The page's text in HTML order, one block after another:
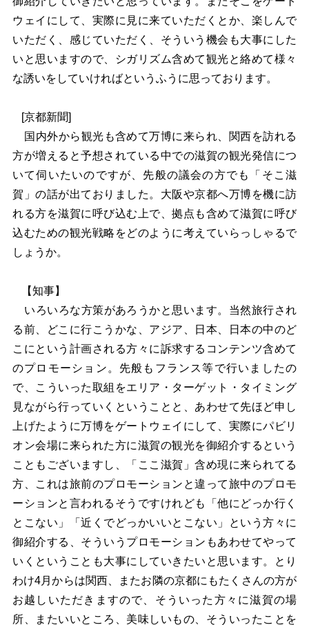
ウェイにして、実際に見に来ていただくとか、楽しんで
いただく、感じていただく、そういう機会も大事にした
いと思いますので、シガリズム含めて観光と絡めて様々
な誘いをしていければというふうに思っております。
[京都新聞]
国内外から観光も含めて万博に来られ、関西を訪れる
方が増えると予想されている中での滋賀の観光発信につ
いて伺いたいのですが、先般の議会の方でも「そこ滋
賀」の話が出ておりました。大阪や京都へ万博を機に訪
れる方を滋賀に呼び込む上で、拠点も含めて滋賀に呼び
込むための観光戦略をどのように考えていらっしゃるで
しょうか。
【知事】
いろいろな方策があろうかと思います。当然旅行され
る前、どこに行こうかな、アジア、日本、日本の中のど
こにという計画される方々に訴求するコンテンツ含めて
のプロモーション。先般もフランス等で行いましたの
で、こういった取組をエリア・ターゲット・タイミング
見ながら行っていくということと、あわせて先ほど申し
上げたように万博をゲートウェイにして、実際にパビリ
オン会場に来られた方に滋賀の観光を御紹介するという
こともございますし、「ここ滋賀」含め現に来られてる
方、これは旅前のプロモーションと違って旅中のプロモ
ーションと言われるそうですけれども「他にどっか行く
とこない」「近くでどっかいいとこない」という方々に
御紹介する、そういうプロモーションもあわせてやって
いくということも大事にしていきたいと思います。とり
わけ4月からは関西、またお隣の京都にもたくさんの方が
お越しいただきますので、そういった方々に滋賀の場
所、またいいところ、美味しいもの、そういったことを